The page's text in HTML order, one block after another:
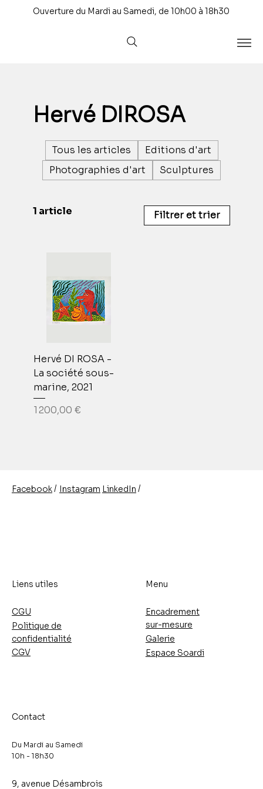
Ouverture du Mardi au Samedi, de 10h00 à 18h30
Hervé DIROSA
Tous les articles
Editions d'art
Photographies d'art
Sculptures
1 article Filtrer et trier
Hervé DI ROSA -
La société sous-
marine, 2021
Prix
1 200,00 €
Facebook / Instagram /
LinkedIn
Liens utiles
CGU
CGV
Politique de
confidentialité
Menu
Encadrement
sur-mesure
Galerie
Espace Soardi
Contact
Du Mardi au Samedi
10h - 18h30​
9, avenue Désambrois